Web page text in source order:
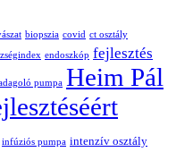
biopszia covid ct osztály
endoszkóp fejlesztés
pumpa Heim Pál
infúziós pumpa intenzív osztály